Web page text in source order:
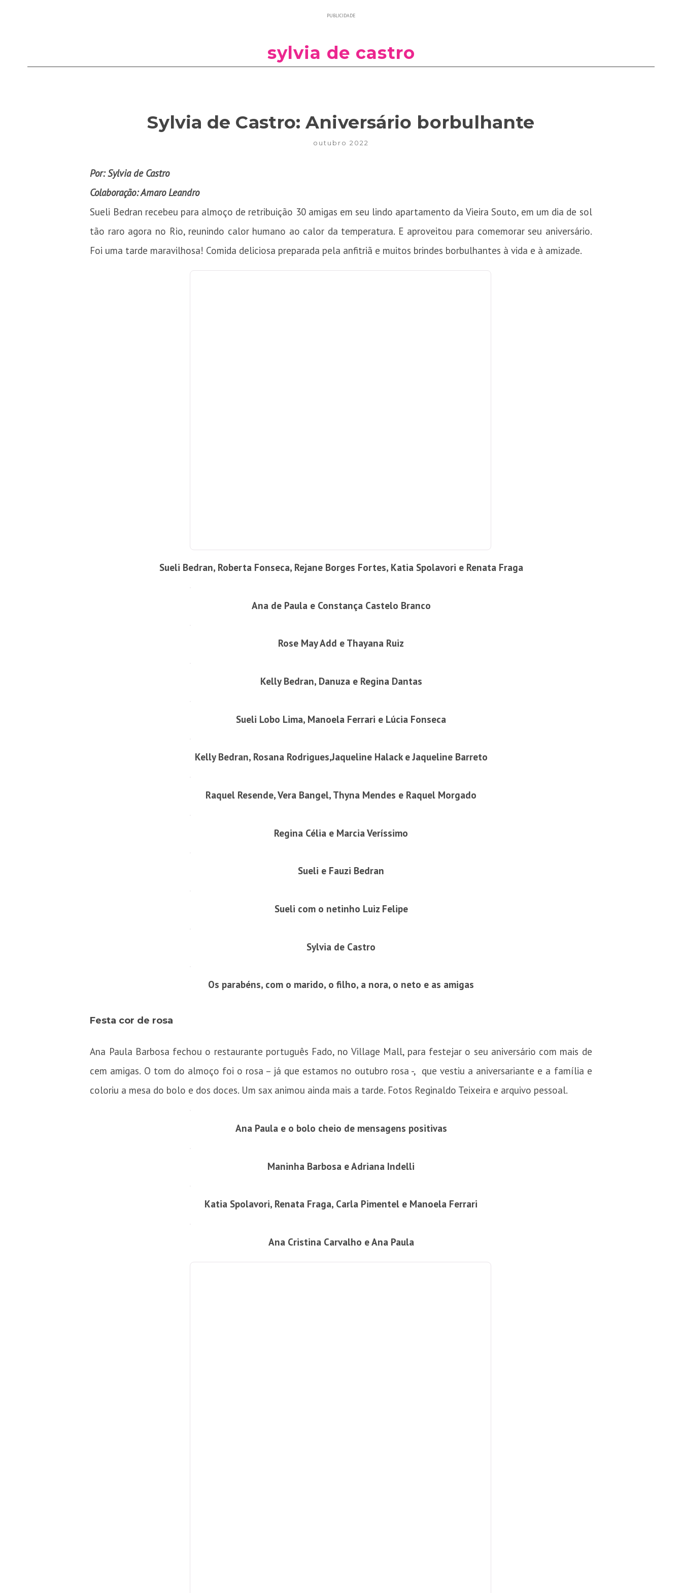
PUBLICIDADE
sylvia de castro
Sylvia de Castro: Aniversário borbulhante
outubro 2022
Por: Sylvia de Castro
Colaboração: Amaro Leandro
Sueli Bedran recebeu para almoço de retribuição 30 amigas em seu lindo apartamento da Vieira Souto, em um dia de sol
tão raro agora no Rio, reunindo calor humano ao calor da temperatura. E aproveitou para comemorar seu aniversário.
Foi uma tarde maravilhosa! Comida deliciosa preparada pela anfitriã e muitos brindes borbulhantes à vida e à amizade.
Sueli Bedran, Roberta Fonseca, Rejane Borges Fortes, Katia Spolavori e Renata Fraga
Ana de Paula e Constança Castelo Branco
Rose May Add e Thayana Ruiz
Kelly Bedran, Danuza e Regina Dantas
Sueli Lobo Lima, Manoela Ferrari e Lúcia Fonseca
Kelly Bedran, Rosana Rodrigues,Jaqueline Halack e Jaqueline Barreto
Raquel Resende, Vera Bangel, Thyna Mendes e Raquel Morgado
Regina Célia e Marcia Veríssimo
Sueli e Fauzi Bedran
Sueli com o netinho Luiz Felipe
Sylvia de Castro
Os parabéns, com o marido, o filho, a nora, o neto e as amigas
Festa cor de rosa
Ana Paula Barbosa fechou o restaurante português Fado, no Village Mall, para festejar o seu aniversário com mais de
cem amigas. O tom do almoço foi o rosa – já que estamos no outubro rosa -, que vestiu a aniversariante e a família e
coloriu a mesa do bolo e dos doces. Um sax animou ainda mais a tarde. Fotos Reginaldo Teixeira e arquivo pessoal.
Ana Paula e o bolo cheio de mensagens positivas
Maninha Barbosa e Adriana Indelli
Katia Spolavori, Renata Fraga, Carla Pimentel e Manoela Ferrari
Ana Cristina Carvalho e Ana Paula